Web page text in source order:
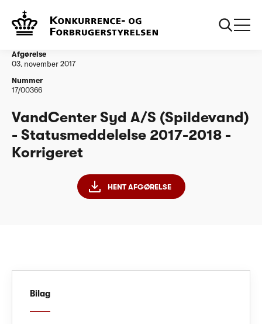
Vandtilsyn
Statusmeddelelse 2017-2018 - Korrigeret
Afgørelse
03. november 2017
Nummer
17/00366
VandCenter Syd A/S (Spildevand)
- Statusmeddelelse 2017-2018 -
Korrigeret
HENT AFGØRELSE
Bilag